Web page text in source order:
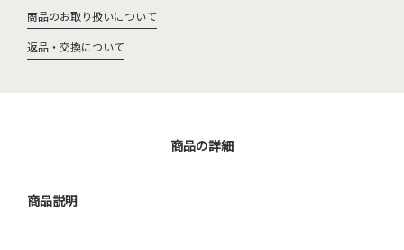
商品のお取り扱いについて
返品・交換について
商品の詳細
商品説明